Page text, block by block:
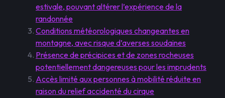
estivale, pouvant altérer l’expérience de la
randonnée
Conditions météorologiques changeantes en
montagne, avec risque d’averses soudaines
Présence de précipices et de zones rocheuses
potentiellement dangereuses pour les imprudents
Accès limité aux personnes à mobilité réduite en
raison du relief accidenté du cirque